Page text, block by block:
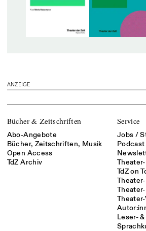
ANZEIGE
Bücher & Zeitschriften
Abo-Angebote
Bücher, Zeitschriften, Musik
Open Access
TdZ Archiv
Service
Jobs /
Podcast
TdZ on
Leser-